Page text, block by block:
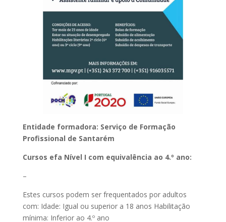
Entidade formadora: Serviço de Formação
Profissional de Santarém
Cursos efa Nível I com equivalência ao 4.º ano:
–
Estes cursos podem ser frequentados por adultos
com: Idade: Igual ou superior a 18 anos Habilitação
mínima: Inferior ao 4.º ano